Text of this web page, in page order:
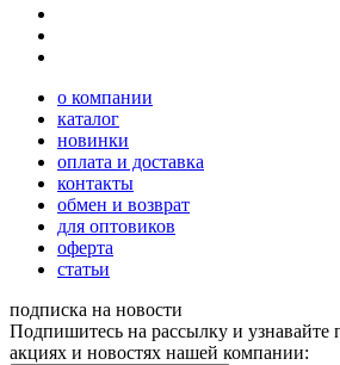
о компании
каталог
новинки
оплата и доставка
контакты
обмен и возврат
для оптовиков
оферта
статьи
подписка на новости
Подпишитесь на рассылку и узнавайте
акциях и новостях нашей компании: